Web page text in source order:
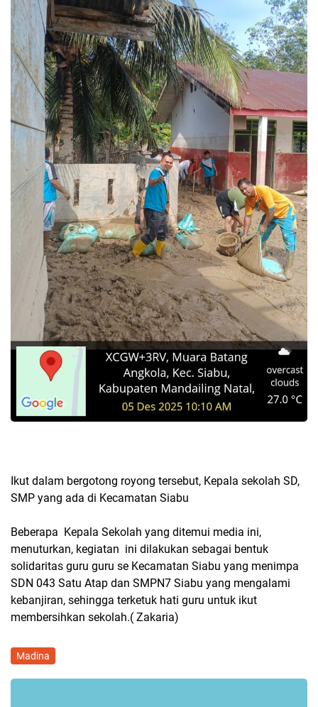
Ikut dalam bergotong royong tersebut, Kepala sekolah SD,
SMP yang ada di Kecamatan Siabu
Beberapa Kepala Sekolah yang ditemui media ini,
menuturkan, kegiatan ini dilakukan sebagai bentuk
solidaritas guru guru se Kecamatan Siabu yang menimpa
SDN 043 Satu Atap dan SMPN7 Siabu yang mengalami
kebanjiran, sehingga terketuk hati guru untuk ikut
membersihkan sekolah.( Zakaria)
Madina